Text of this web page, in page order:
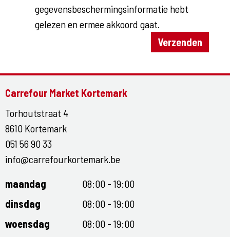
gegevensbeschermingsinformatie hebt
gelezen en ermee akkoord gaat.
Verzenden
Carrefour Market Kortemark
Torhoutstraat 4
8610 Kortemark
051 56 90 33
info@carrefourkortemark.be
maandag
08:00 - 19:00
dinsdag
08:00 - 19:00
woensdag
08:00 - 19:00